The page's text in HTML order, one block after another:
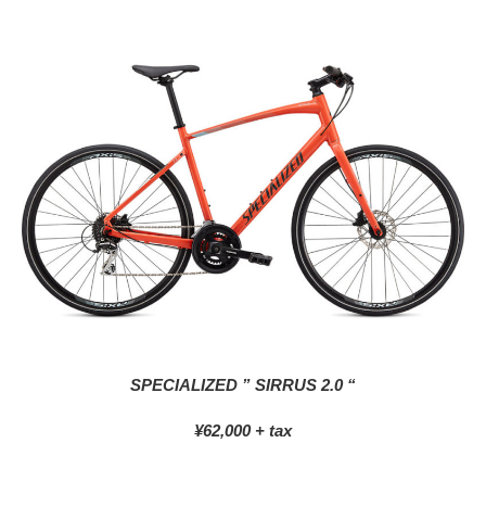
SPECIALIZED ” SIRRUS 2.0 “
¥62,000 + tax